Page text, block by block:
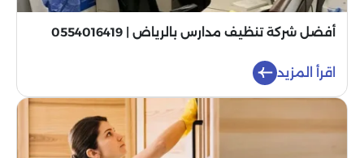
أفضل شركة تنظيف مدارس بالرياض | 0554016419
اقرأ المزيد